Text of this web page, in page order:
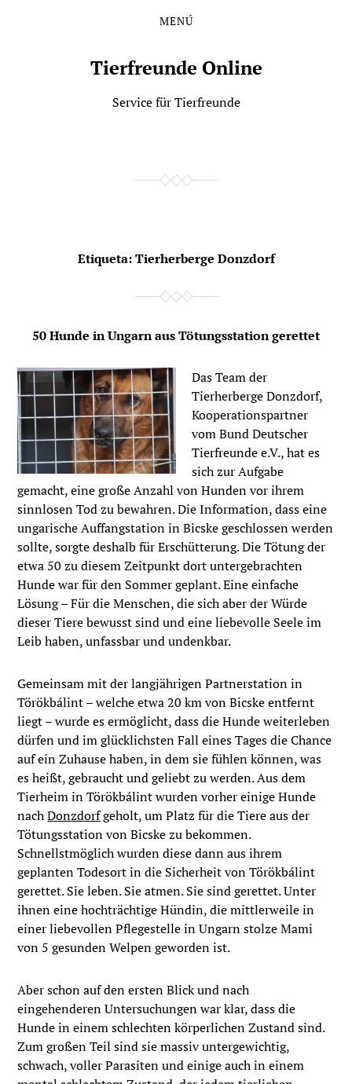
MENÚ
Tierfreunde Online
Service für Tierfreunde
Etiqueta:Tierherberge Donzdorf
50 Hunde in Ungarn aus Tötungsstation gerettet
Das Team der
Tierherberge Donzdorf,
Kooperationspartner
vom Bund Deutscher
Tierfreunde e.V., hat es
sich zur Aufgabe
gemacht, eine große Anzahl von Hunden vor ihrem
sinnlosen Tod zu bewahren. Die Information, dass eine
ungarische Auffangstation in Bicske geschlossen werden
sollte, sorgte deshalb für Erschütterung. Die Tötung der
etwa 50 zu diesem Zeitpunkt dort untergebrachten
Hunde war für den Sommer geplant. Eine einfache
Lösung – Für die Menschen, die sich aber der Würde
dieser Tiere bewusst sind und eine liebevolle Seele im
Leib haben, unfassbar und undenkbar.
Gemeinsam mit der langjährigen Partnerstation in
Törökbálint – welche etwa 20 km von Bicske entfernt
liegt – wurde es ermöglicht, dass die Hunde weiterleben
dürfen und im glücklichsten Fall eines Tages die Chance
auf ein Zuhause haben, in dem sie fühlen können, was
es heißt, gebraucht und geliebt zu werden. Aus dem
Tierheim in Törökbálint wurden vorher einige Hunde
nachDonzdorfgeholt, um Platz für die Tiere aus der
Tötungsstation von Bicske zu bekommen.
Schnellstmöglich wurden diese dann aus ihrem
geplanten Todesort in die Sicherheit von Törökbálint
gerettet. Sie leben. Sie atmen. Sie sind gerettet. Unter
ihnen eine hochträchtige Hündin, die mittlerweile in
einer liebevollen Pflegestelle in Ungarn stolze Mami
von 5 gesunden Welpen geworden ist.
Aber schon auf den ersten Blick und nach
eingehenderen Untersuchungen war klar, dass die
Hunde in einem schlechten körperlichen Zustand sind.
Zum großen Teil sind sie massiv untergewichtig,
schwach, voller Parasiten und einige auch in einem